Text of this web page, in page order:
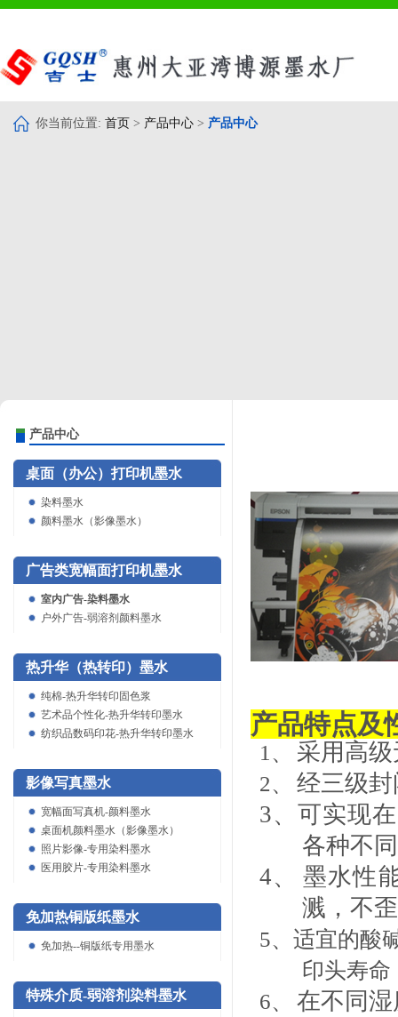
你当前位置: 首页 > 产品中心 > 产品中心
产品中心
桌面（办公）打印机墨水
染料墨水
颜料墨水（影像墨水）
广告类宽幅面打印机墨水
室内广告-染料墨水
户外广告-弱溶剂颜料墨水
热升华（热转印）墨水
纯棉-热升华转印固色浆
艺术品个性化-热升华转印墨水
纺织品数码印花-热升华转印墨水
影像写真墨水
宽幅面写真机-颜料墨水
桌面机颜料墨水（影像墨水）
照片影像-专用染料墨水
医用胶片-专用染料墨水
免加热铜版纸墨水
免加热--铜版纸专用墨水
特殊介质-弱溶剂染料墨水
产品特点及
1、 采用高
2、
经三级
3、可实现在
各种不
4、
墨水性
溅，不
5、适宜的酸
印头寿命
6、
在不同